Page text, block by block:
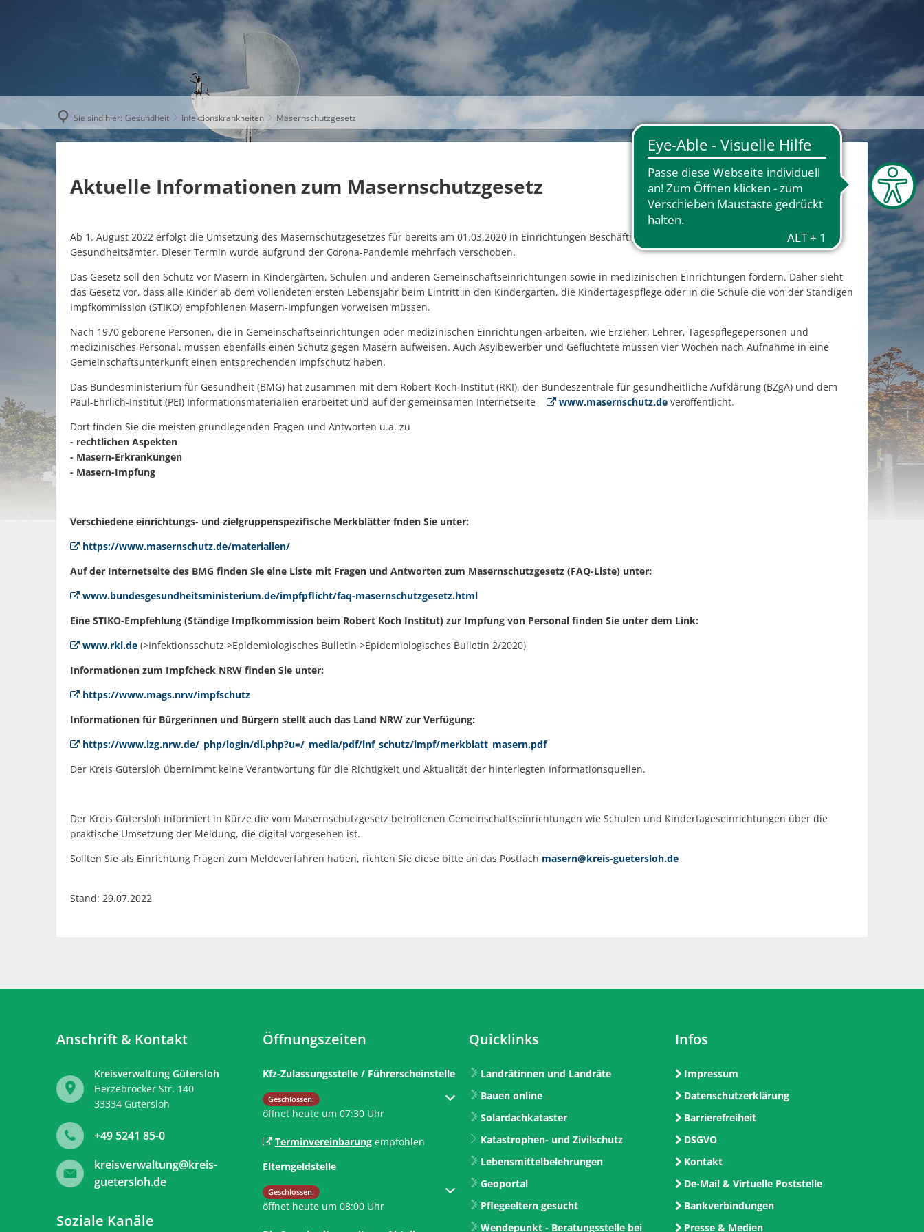
AKTUELLES THEMEN UNSER KREIS KARRIERE
Sie sind hier: Gesundheit Infektionskrankheiten Masernschutzgesetz
Aktuelle Informationen zum Masernschutzgesetz
Ab 1. August 2022 erfolgt die Umsetzung des Masernschutzgesetzes für bereits am 01.03.2020 in Einrichtungen Beschäftigten oder Betreuten durch die
Gesundheitsämter. Dieser Termin wurde aufgrund der Corona-Pandemie mehrfach verschoben.
Das Gesetz soll den Schutz vor Masern in Kindergärten, Schulen und anderen Gemeinschaftseinrichtungen sowie in medizinischen Einrichtungen fördern. Daher sieht
das Gesetz vor, dass alle Kinder ab dem vollendeten ersten Lebensjahr beim Eintritt in den Kindergarten, die Kindertagespflege oder in die Schule die von der Ständigen
Impfkommission (STIKO) empfohlenen Masern-Impfungen vorweisen müssen.
Nach 1970 geborene Personen, die in Gemeinschaftseinrichtungen oder medizinischen Einrichtungen arbeiten, wie Erzieher, Lehrer, Tagespflegepersonen und
medizinisches Personal, müssen ebenfalls einen Schutz gegen Masern aufweisen. Auch Asylbewerber und Geflüchtete müssen vier Wochen nach Aufnahme in eine
Gemeinschaftsunterkunft einen entsprechenden Impfschutz haben.
Das Bundesministerium für Gesundheit (BMG) hat zusammen mit dem Robert-Koch-Institut (RKI), der Bundeszentrale für gesundheitliche Aufklärung (BZgA) und dem
Paul-Ehrlich-Institut (PEI) Informationsmaterialien erarbeitet und auf der gemeinsamen Internetseite
www.masernschutz.deveröffentlicht.
Dort finden Sie die meisten grundlegenden Fragen und Antworten u.a. zu
- rechtlichen Aspekten
- Masern-Erkrankungen
- Masern-Impfung
Verschiedene einrichtungs- und zielgruppenspezifische Merkblätter fnden Sie unter:
https://www.masernschutz.de/materialien/
Auf der Internetseite des BMG finden Sie eine Liste mit Fragen und Antworten zum Masernschutzgesetz (FAQ-Liste) unter:
www.bundesgesundheitsministerium.de/impfpflicht/faq-masernschutzgesetz.html
Eine STIKO-Empfehlung (Ständige Impfkommission beim Robert Koch Institut) zur Impfung von Personal finden Sie unter dem Link:
www.rki.de(>Infektionsschutz >Epidemiologisches Bulletin >Epidemiologisches Bulletin 2/2020)
Informationen zum Impfcheck NRW finden Sie unter:
https://www.mags.nrw/impfschutz
Informationen für Bürgerinnen und Bürgern stellt auch das Land NRW zur Verfügung:
https://www.lzg.nrw.de/_php/login/dl.php?u=/_media/pdf/inf_schutz/impf/merkblatt_masern.pdf
Der Kreis Gütersloh übernimmt keine Verantwortung für die Richtigkeit und Aktualität der hinterlegten Informationsquellen.
Der Kreis Gütersloh informiert in Kürze die vom Masernschutzgesetz betroffenen Gemeinschaftseinrichtungen wie Schulen und Kindertageseinrichtungen über die
praktische Umsetzung der Meldung, die digital vorgesehen ist.
Sollten Sie als Einrichtung Fragen zum Meldeverfahren haben, richten Sie diese bitte an das Postfach masern@kreis-guetersloh.de
Stand: 29.07.2022
Anschrift & Kontakt
Kreisverwaltung Gütersloh
Herzebrocker Str. 140
33334 Gütersloh
+49 5241 85-0
kreisverwaltung@kreis-
guetersloh.de
Soziale Kanäle
Öffnungszeiten
Kfz-Zulassungsstelle / Führerscheinstelle
Klicken, um weitere Öffnungs- oder Schließzeiten auszublenden
Geschlossen:
öffnet heute um 07:30 Uhr
Terminvereinbarungempfohlen
Elterngeldstelle
Klicken, um weitere Öffnungs- oder Schließzeiten auszublenden
Geschlossen:
öffnet heute um 08:00 Uhr
Quicklinks
Landrätinnen und Landräte
Bauen online
Solardachkataster
Katastrophen- und Zivilschutz
Lebensmittelbelehrungen
Geoportal
Pflegeeltern gesucht
Wendepunkt - Beratungsstelle bei
Infos
Impressum
Datenschutzerklärung
Barrierefreiheit
DSGVO
Kontakt
De-Mail & Virtuelle Poststelle
Bankverbindungen
Presse & Medien